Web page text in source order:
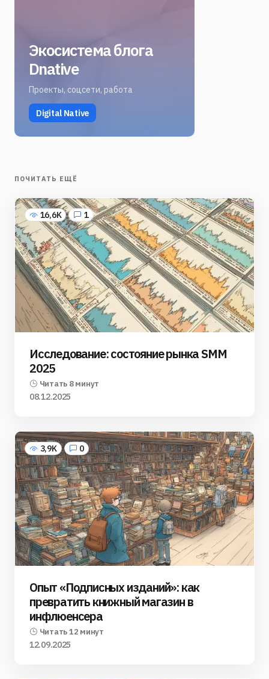
Экосистема блога
Dnative
Проекты, соцсети, работа
Digital Native
ПОЧИТАТЬ ЕЩЁ
16,6K 1
Исследование: состояние рынка SMM
2025
Читать 8 минут
08.12.2025
3,9K 0
Опыт «Подписных изданий»: как
превратить книжный магазин в
инфлюенсера
Читать 12 минут
12.09.2025